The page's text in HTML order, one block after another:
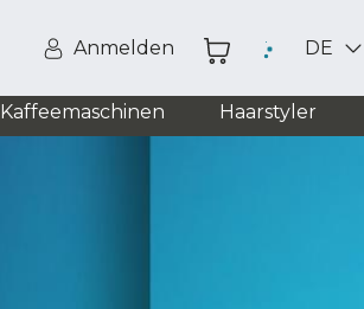
Anmelden DE
Kaffeemaschinen Haarstyler